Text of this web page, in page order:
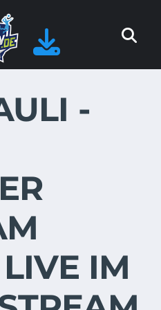
-
LIVE IM